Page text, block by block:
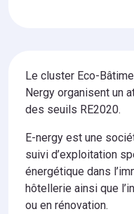
Le cluster Eco-
Nergy organisent un
des seuils RE2020.
E-nergy est une
suivi d’exploitation
énergétique dans
hôtellerie ainsi que
ou en rénovation.